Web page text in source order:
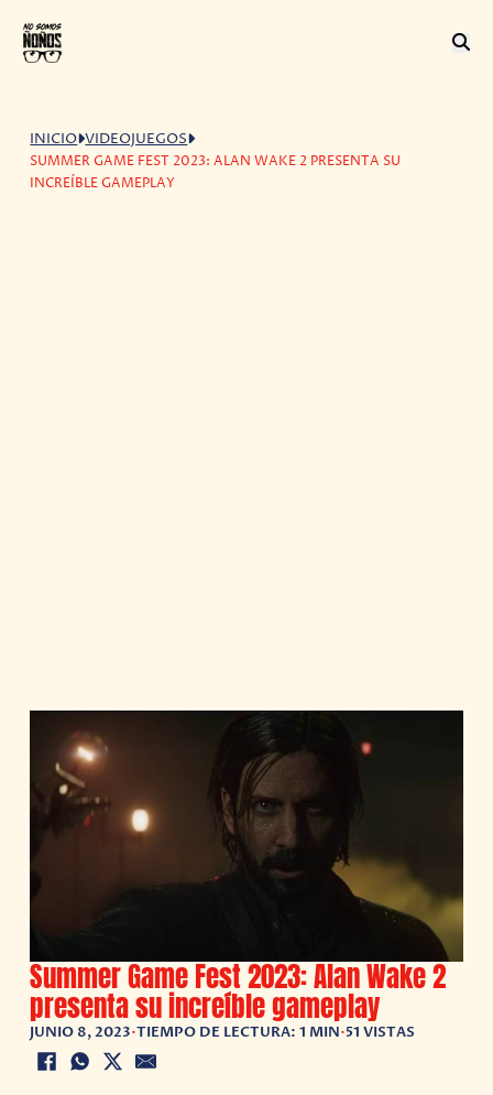
INICIO VIDEOJUEGOS
SUMMER GAME FEST 2023: ALAN WAKE 2 PRESENTA SU
INCREÍBLE GAMEPLAY
Summer Game Fest 2023: Alan Wake 2
presenta su increíble gameplay
JUNIO 8, 2023•TIEMPO DE LECTURA: 1 MIN•51 VISTAS